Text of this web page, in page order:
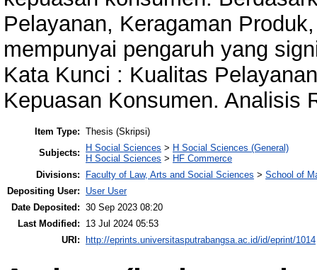
Pelayanan, Keragaman
mempunyai pengaruh yang
Kata Kunci : Kualitas
Kepuasan Konsumen. Analisis
Item Type: Thesis (Skripsi)
Subjects:
H Social Sciences > H Social Sciences (General)
H Social Sciences > HF Commerce
Divisions:
Faculty of Law, Arts and Social Sciences > School of
Depositing User:
User User
Date Deposited: 30 Sep 2023 08:20
Last Modified:
13 Jul 2024 05:53
URI:
http://eprints.universitasputrabangsa.ac.id/id/eprint/1014